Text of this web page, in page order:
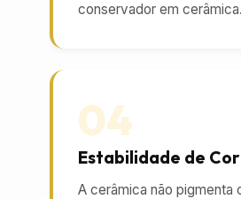
conservador em cerâmica.
04
Estabilidade de Cor
A cerâmica não pigmenta